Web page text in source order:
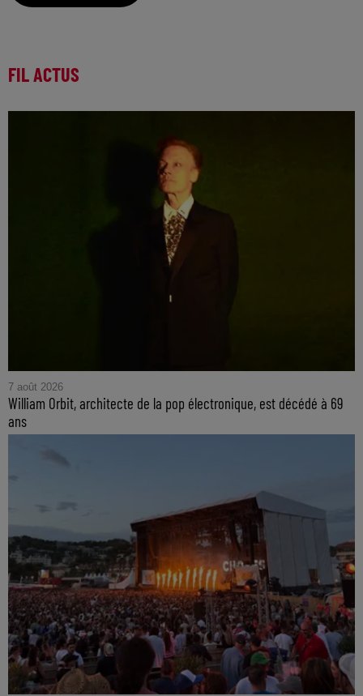
FIL ACTUS
7 août 2026
William Orbit, architecte de la pop électronique, est décédé à 69
ans